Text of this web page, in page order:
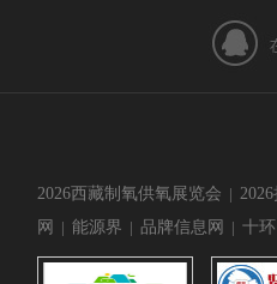
2026西藏制氧供氧展览会 |
网
| 能源界 | 品牌信息网 | 十